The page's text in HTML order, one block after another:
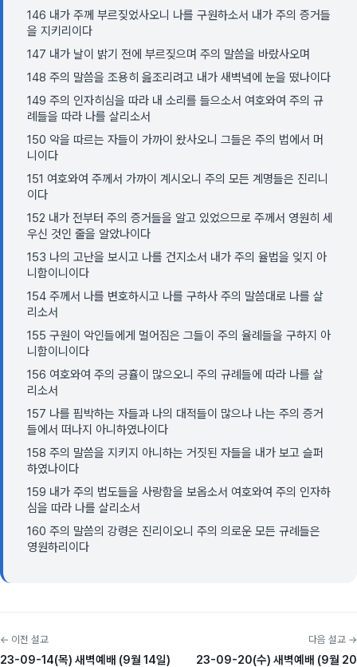
146 내가 주께 부르짖었사오니 나를 구원하소서 내가 주의 증거들
을 지키리이다
147 내가 날이 밝기 전에 부르짖으며 주의 말씀을 바랐사오며
148 주의 말씀을 조용히 읊조리려고 내가 새벽녘에 눈을 떴나이다
149 주의 인자히심을 따라 내 소리를 들으소서 여호와여 주의 규
례들을 따라 나를 살리소서
150 악을 따르는 자들이 가까이 왔사오니 그들은 주의 법에서 머
니이다
151 여호와여 주께서 가까이 계시오니 주의 모든 계명들은 진리니
이다
152 내가 전부터 주의 증거들을 알고 있었으므로 주께서 영원히 세
우신 것인 줄을 알았나이다
153 나의 고난을 보시고 나를 건지소서 내가 주의 율법을 잊지 아
니함이니이다
154 주께서 나를 변호하시고 나를 구하사 주의 말씀대로 나를 살
리소서
155 구원이 악인들에게 멀어짐은 그들이 주의 율례들을 구하지 아
니함이니이다
156 여호와여 주의 긍휼이 많으오니 주의 규례들에 따라 나를 살
리소서
157 나를 핍박하는 자들과 나의 대적들이 많으나 나는 주의 증거
들에서 떠나지 아니하였나이다
158 주의 말씀을 지키지 아니하는 거짓된 자들을 내가 보고 슬퍼
하였나이다
159 내가 주의 법도들을 사랑함을 보옵소서 여호와여 주의 인자하
심을 따라 나를 살리소서
160 주의 말씀의 강령은 진리이오니 주의 의로운 모든 규례들은
영원하리이다
← 이전 설교
23-09-14(목) 새벽예배 (9월 14일)
다음 설교 →
23-09-20(수) 새벽예배 (9월 20